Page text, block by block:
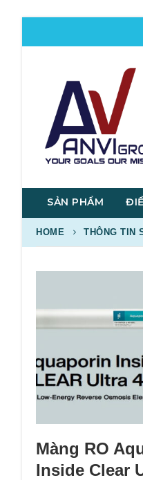
SẢN PHẨM
HOME THÔNG TIN
Màng RO
Inside Clear